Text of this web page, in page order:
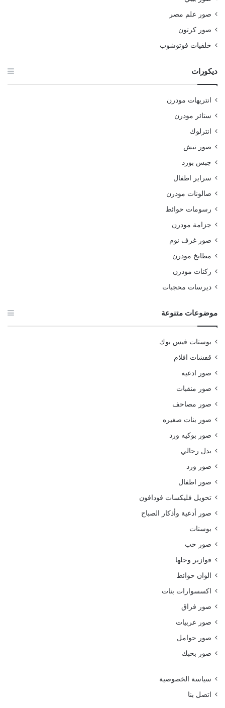
صور علم مصر
صور كرتون
خلفيات فوتوشوب
ديكورات
انتريهات مودرن
ستائر مودرن
انترلوك
صور نيش
جبس بورد
سراير اطفال
صالونات مودرن
رسومات حوائط
جزامة مودرن
صور غرف نوم
مطابخ مودرن
ركنات مودرن
ديرسات محجبات
موضوعات متنوعة
بوستات فيس بوك
قفشات افلام
صور ادعيه
صور منقبات
صور مصاحف
صور بنات صغيره
صور بوكيه ورد
بدل رجالي
صور ورد
صور اطفال
تحويل فليكسات فودافون
صور أدعية وأذكار الصباح
بوستات
صور حب
فوازير وحلها
الوان حوائط
اكسسوارات بنات
صور فراق
صور عربيات
صور حوامل
صور بحبك
سياسة الخصوصية
اتصل بنا